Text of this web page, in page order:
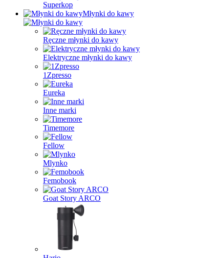
Superkop
Młynki do kawy
Ręczne młynki do kawy
Elektryczne młynki do kawy
1Zpresso
Eureka
Inne marki
Timemore
Fellow
Mlynko
Femobook
Goat Story ARCO